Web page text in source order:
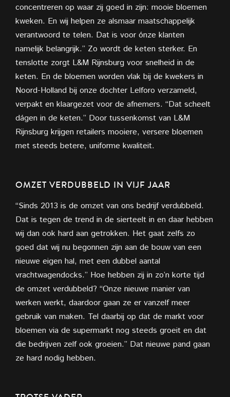
concentreren op waar zij goed in zijn: mooie bloemen
kweken. En wij helpen ze alsmaar maatschappelijk
verantwoord te telen. Dat is voor ónze klanten
namelijk belangrijk.” Zo wordt de keten sterker. En
tenslotte zorgt L&M Rijnsburg voor snelheid in de
keten. En de bloemen worden vlak bij de kwekers in
Noord-Holland bij onze dochter Lelforo verzameld,
verpakt en klaargezet voor de afnemers. “Dat scheelt
dágen in de keten.” Door tussenkomst van L&M
Rijnsburg krijgen retailers mooiere, versere bloemen
met steeds betere, uniforme kwaliteit.
OMZET VERDUBBELD IN VIJF JAAR
“Sinds 2013 is de omzet van ons bedrijf verdubbeld.
Dat is tegen de trend in de sierteelt in en daar hebben
wij dan ook hard aan getrokken. Het gaat zelfs zo
goed dat wij nu begonnen zijn aan de bouw van een
nieuwe eigen hal, met een dubbel aantal
vrachtwagendocks.” Hoe hebben zij in zo’n korte tijd
de omzet verdubbeld? “Onze nieuwe manier van
werken werkt, daardoor gaan ze er vanzelf meer
gebruik van maken. Tel daarbij op dat de markt voor
bloemen via de supermarkt nog steeds groeit en dat
die bedrijven zelf ook groeien.” Dat nieuwe pand gaan
ze hard nodig hebben.